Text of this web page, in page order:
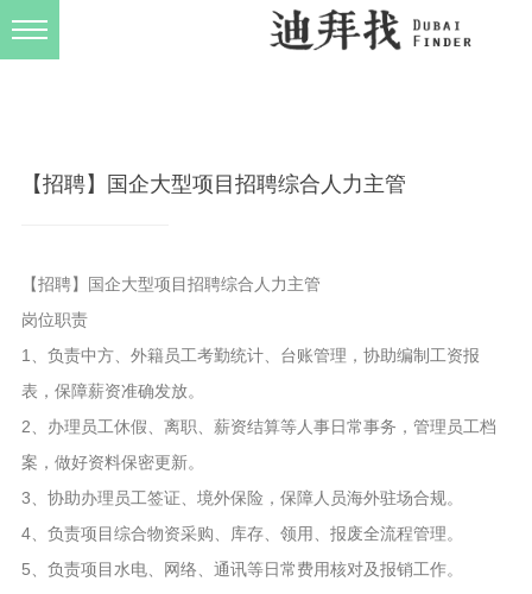
【招聘】国企大型项目招聘综合人力主管
【招聘】国企大型项目招聘综合人力主管
岗位职责
1、负责中方、外籍员工考勤统计、台账管理，协助编制工资报
表，保障薪资准确发放。
2、办理员工休假、离职、薪资结算等人事日常事务，管理员工档
案，做好资料保密更新。
3、协助办理员工签证、境外保险，保障人员海外驻场合规。
4、负责项目综合物资采购、库存、领用、报废全流程管理。
5、负责项目水电、网络、通讯等日常费用核对及报销工作。